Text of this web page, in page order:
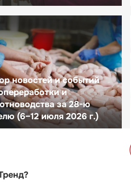
новостей и событий
и
за 28-ю
(6–12 июля 2026 г.)